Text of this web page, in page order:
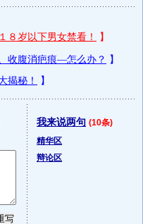
我来说两句 (10条)
精华区
辩论区